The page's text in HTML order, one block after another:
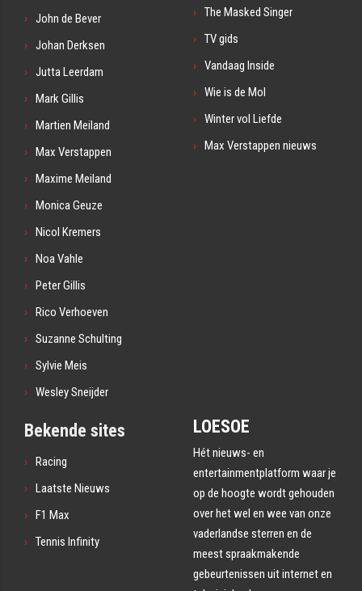
John de Bever
Johan Derksen
Jutta Leerdam
Mark Gillis
Martien Meiland
Max Verstappen
Maxime Meiland
Monica Geuze
Nicol Kremers
Noa Vahle
Peter Gillis
Rico Verhoeven
Suzanne Schulting
Sylvie Meis
Wesley Sneijder
The Masked Singer
TV gids
Vandaag Inside
Wie is de Mol
Winter vol Liefde
Max Verstappen nieuws
Bekende sites
Racing
Laatste Nieuws
F1 Max
Tennis Infinity
LOESOE
Hét nieuws- en
entertainmentplatform waar je
op de hoogte wordt gehouden
over het wel en wee van onze
vaderlandse sterren en de
meest spraakmakende
gebeurtenissen uit internet en